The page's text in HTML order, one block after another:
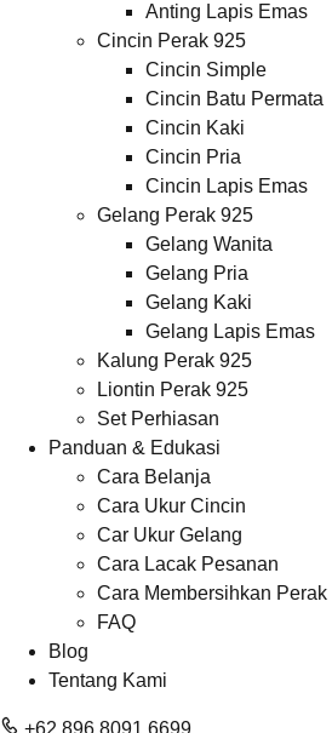
Anting Lapis Emas
Cincin Perak 925
Cincin Simple
Cincin Batu Permata
Cincin Kaki
Cincin Pria
Cincin Lapis Emas
Gelang Perak 925
Gelang Wanita
Gelang Pria
Gelang Kaki
Gelang Lapis Emas
Kalung Perak 925
Liontin Perak 925
Set Perhiasan
Panduan & Edukasi
Cara Belanja
Cara Ukur Cincin
Car Ukur Gelang
Cara Lacak Pesanan
Cara Membersihkan Perak
FAQ
Blog
Tentang Kami
+62 896 8091 6699